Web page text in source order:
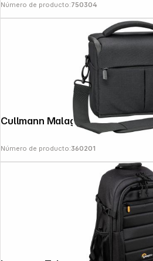
Número de producto:750304
Número de producto:360201
Follow us